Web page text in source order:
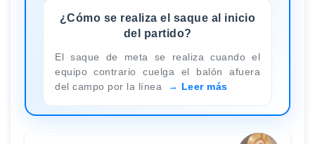
¿Cómo se realiza el saque al inicio
del partido?
El saque de meta se realiza cuando el
equipo contrario cuelga el balón afuera
del campo por la línea
Leer más